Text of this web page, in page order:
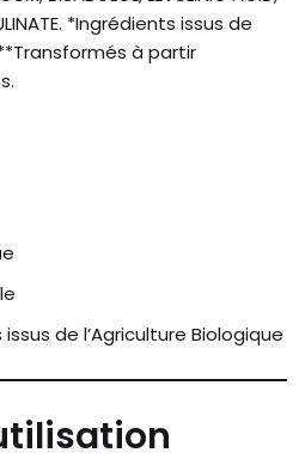
*Ingrédients issus de
à partir
de l’Agriculture Biologique